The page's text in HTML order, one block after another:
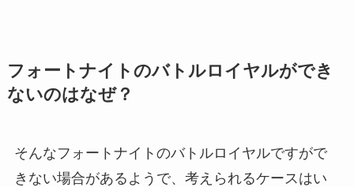
フォートナイトのバトルロイヤルができ
ないのはなぜ？
そんなフォートナイトのバトルロイヤルですがで
きない場合があるようで、考えられるケースはい